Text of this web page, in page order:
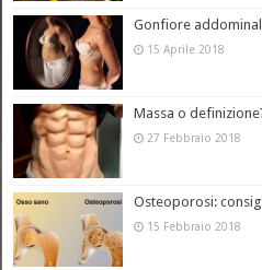
Gonfiore
15 Aprile 2018
Massa o
27 Febbraio 2018
Osteoporosi:
15 Febbraio 2018